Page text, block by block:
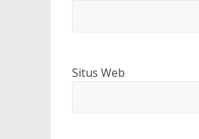
Situs Web